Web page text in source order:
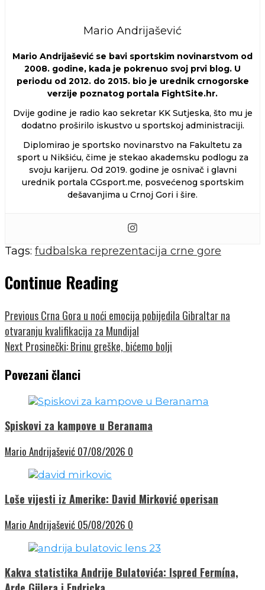
Mario Andrijašević
Mario Andrijašević se bavi sportskim novinarstvom od
2008. godine, kada je pokrenuo svoj prvi blog. U
periodu od 2012. do 2015. bio je urednik crnogorske
verzije poznatog portala FightSite.hr.
Dvije godine je radio kao sekretar KK Sutjeska, što mu je
dodatno proširilo iskustvo u sportskoj administraciji.
Diplomirao je sportsko novinarstvo na Fakultetu za
sport u Nikšiću, čime je stekao akademsku podlogu za
svoju karijeru. Od 2019. godine je osnivač i glavni
urednik portala CGsport.me, posvećenog sportskim
dešavanjima u Crnoj Gori i šire.
Tags: fudbalska reprezentacija crne gore
Continue Reading
PreviousCrna Gora u noći emocija pobijedila Gibraltar na
otvaranju kvalifikacija za Mundijal
Next Prosinečki: Brinu greške, bićemo bolji
Povezani članci
Spiskovi za kampove u Beranama
Mario Andrijašević 07/08/2026 0
Loše vijesti iz Amerike: David Mirković operisan
Mario Andrijašević 05/08/2026 0
Kakva statistika Andrije Bulatovića: Ispred Fermína,